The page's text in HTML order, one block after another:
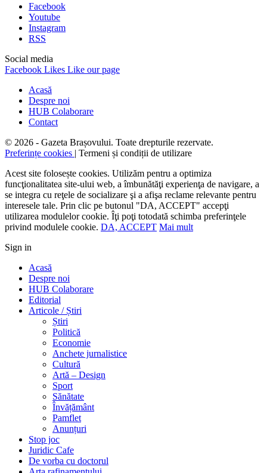
Facebook
Youtube
Instagram
RSS
Social media
Facebook Likes Like our page
Acasă
Despre noi
HUB Colaborare
Contact
© 2026 - Gazeta Brașovului. Toate drepturile rezervate.
Preferințe cookies | Termeni și condiții de utilizare
Acest site folosește cookies. Utilizăm pentru a optimiza
funcţionalitatea site-ului web, a îmbunătăţi experienţa de navigare, a
se integra cu reţele de socializare şi a afişa reclame relevante pentru
interesele tale. Prin clic pe butonul "DA, ACCEPT" accepţi
utilizarea modulelor cookie. Îţi poţi totodată schimba preferinţele
privind modulele cookie. DA, ACCEPT Mai mult
Sign in
Acasă
Despre noi
HUB Colaborare
Editorial
Articole / Știri
Știri
Politică
Economie
Anchete jurnalistice
Cultură
Artă – Design
Sport
Sănătate
Învățământ
Pamflet
Anunțuri
Stop joc
Juridic Cafe
De vorba cu doctorul